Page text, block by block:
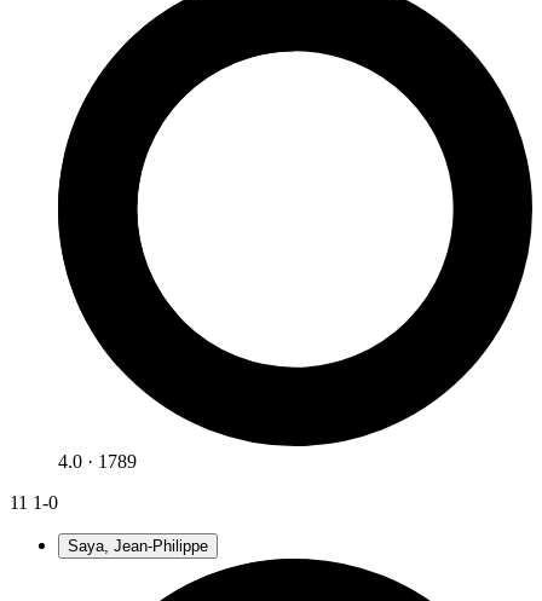
4.0 · 1789
11 1-0
Saya, Jean-Philippe